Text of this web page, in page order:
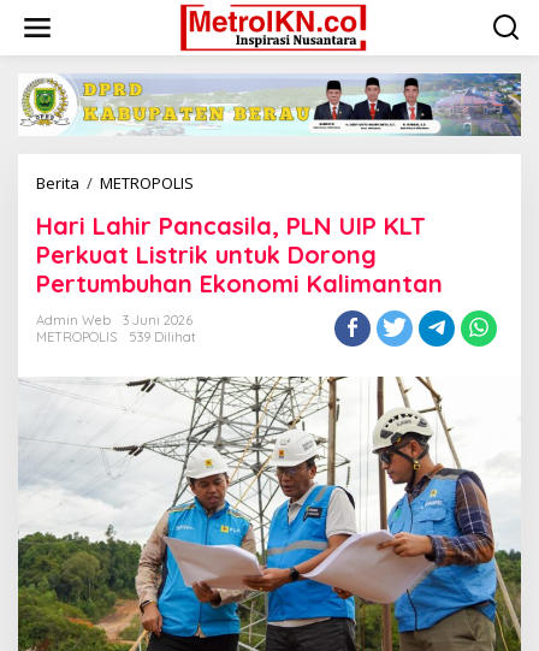
konten
Berita / METROPOLIS
Pancasila,
PLN
UIP
KLT
Listrik
Dorong
Pertumbuhan
Ekonomi
Kalimantan
Hari Lahir Pancasila, PLN UIP KLT
Perkuat Listrik untuk Dorong
Pertumbuhan Ekonomi Kalimantan
Admin Web
3 Juni 2026
METROPOLIS
539 Dilihat